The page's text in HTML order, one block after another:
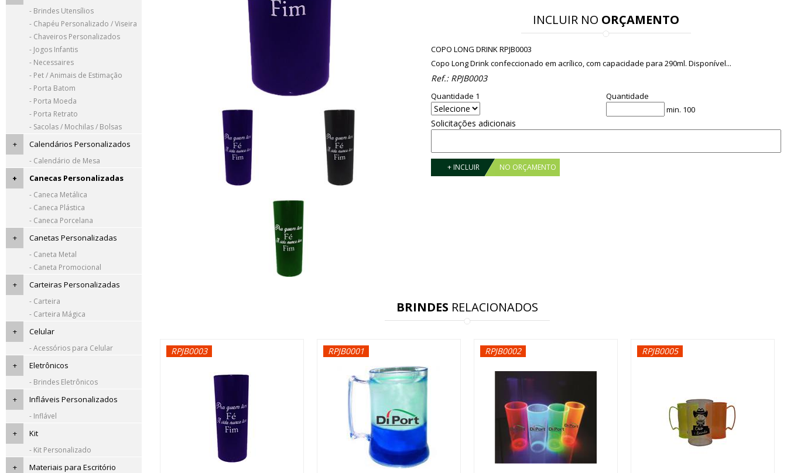
- Brindes Utensílios
- Chapéu Personalizado / Viseira
- Chaveiros Personalizados
- Jogos Infantis
- Necessaires
- Pet / Animais de Estimação
- Porta Batom
- Porta Moeda
- Porta Retrato
- Sacolas / Mochilas / Bolsas
+ Calendários Personalizados
- Calendário de Mesa
+ Canecas Personalizadas
- Caneca Metálica
- Caneca Plástica
- Caneca Porcelana
+ Canetas Personalizadas
- Caneta Metal
- Caneta Promocional
+ Carteiras Personalizadas
- Carteira
- Carteira Mágica
+ Celular
- Acessórios para Celular
+ Eletrônicos
- Brindes Eletrônicos
+ Infláveis Personalizados
- Inflável
+ Kit
- Kit Personalizado
+ Materiais para Escritório
INCLUIR NO ORÇAMENTO
COPO LONG DRINK RPJB0003
Copo Long Drink confeccionado em acrílico, com capacidade para 290ml. Disponível...
Ref.: RPJB0003
Quantidade 1
Quantidade
min. 100
Solicitações adicionais
+ INCLUIR NO ORÇAMENTO
BRINDES RELACIONADOS
RPJB0003 RPJB0001 RPJB0002 RPJB0005